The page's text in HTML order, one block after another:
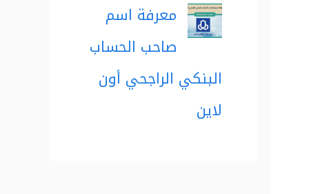
معرفة اسم
صاحب الحساب
البنكي الراجحي أون
لاين